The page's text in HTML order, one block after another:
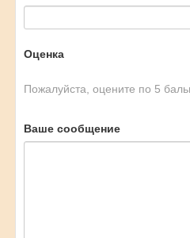
Оценка
Пожалуйста, оцените по 5
Ваше сообщение